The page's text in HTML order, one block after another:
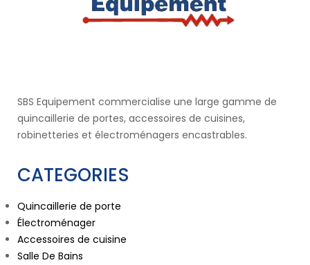
SBS Equipement commercialise une large gamme de
quincaillerie de portes, accessoires de cuisines,
robinetteries et électroménagers encastrables.
CATEGORIES
Quincaillerie de porte
Électroménager
Accessoires de cuisine
Salle De Bains